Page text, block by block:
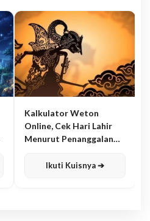
Kalkulator Weton
Online, Cek Hari Lahir
Menurut Penanggalan
Ikuti Kuisnya ➔